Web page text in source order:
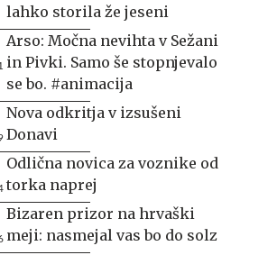
lahko storila že jeseni
Arso: Močna nevihta v Sežani
in Pivki. Samo še stopnjevalo
se bo. #animacija
Nova odkritja v izsušeni
Donavi
Odlična novica za voznike od
torka naprej
Bizaren prizor na hrvaški
meji: nasmejal vas bo do solz